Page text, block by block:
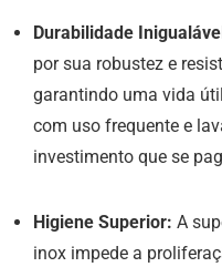
Durabilidade
por sua robustez e
garantindo uma vida
com uso frequente e
investimento que se
Higiene Superior: A
inox impede a